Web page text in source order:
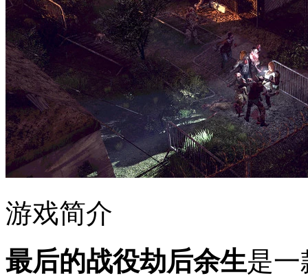
游戏简介
最后的战役劫后余生是